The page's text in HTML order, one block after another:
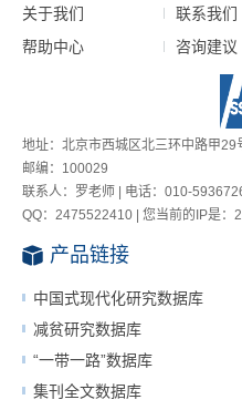
关于我们 联系我们
帮助中心
咨询建议
地址：北京市西城区北三环中路甲29
邮编：100029
联系人：罗老师 | 电话：010-
QQ：2475522410 | 您当前的IP是：
产品链接
中国式现代化研究数据库
减贫研究数据库
“一带一路”数据库
集刊全文数据库